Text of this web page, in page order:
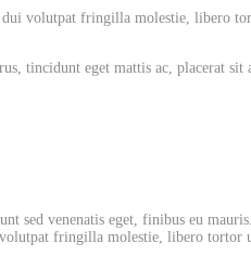
volutpat fringilla molestie,
tincidunt eget mattis ac, placerat
venenatis eget, finibus eu
fringilla molestie, libero tortor